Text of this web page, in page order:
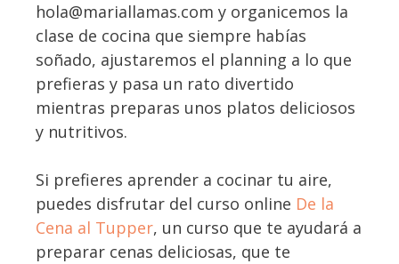
hola@mariallamas.com y organicemos la
clase de cocina que siempre habías
soñado, ajustaremos el planning a lo que
prefieras y pasa un rato divertido
mientras preparas unos platos deliciosos
y nutritivos.
Si prefieres aprender a cocinar tu aire,
puedes disfrutar del curso online De la
Cena al Tupper, un curso que te ayudará a
preparar cenas deliciosas, que te